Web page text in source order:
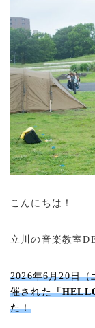
こんにちは！
立川の音楽教室
2026年6月20日
催された「
た！